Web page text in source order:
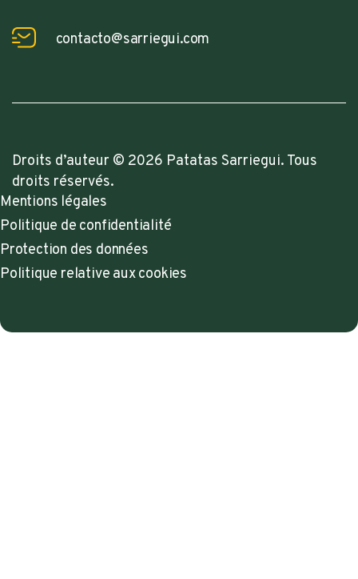
contacto@sarriegui.com
Droits d’auteur © 2026 Patatas Sarriegui. Tous
droits réservés.
Mentions légales
Politique de confidentialité
Protection des données
Politique relative aux cookies